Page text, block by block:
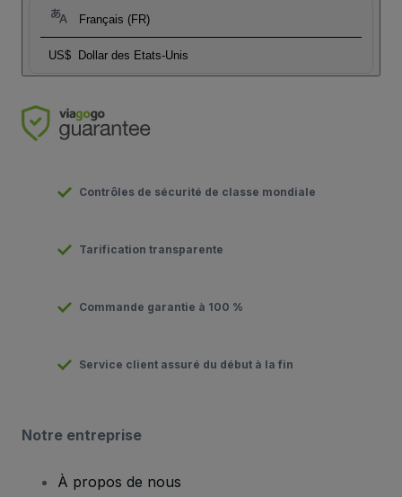
Français (FR)
US$ Dollar des Etats-Unis
Contrôles de sécurité de classe mondiale
Tarification transparente
Commande garantie à 100 %
Service client assuré du début à la fin
Notre entreprise
À propos de nous